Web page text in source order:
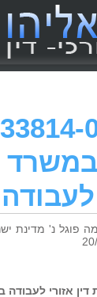
08-11 שלמה פוגל
אזורי לעבודה בתל אביב –